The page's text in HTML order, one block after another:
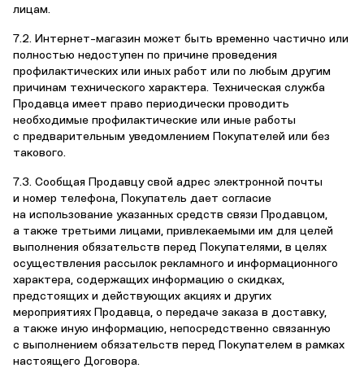
лицам.
7.2. Интернет-магазин может быть временно частично или
полностью недоступен по причине проведения
профилактических или иных работ или по любым другим
причинам технического характера. Техническая служба
Продавца имеет право периодически проводить
необходимые профилактические или иные работы
с предварительным уведомлением Покупателей или без
такового.
7.3. Сообщая Продавцу свой адрес электронной почты
и номер телефона, Покупатель дает согласие
на использование указанных средств связи Продавцом,
а также третьими лицами, привлекаемыми им для целей
выполнения обязательств перед Покупателями, в целях
осуществления рассылок рекламного и информационного
характера, содержащих информацию о скидках,
предстоящих и действующих акциях и других
мероприятиях Продавца, о передаче заказа в доставку,
а также иную информацию, непосредственно связанную
с выполнением обязательств перед Покупателем в рамках
настоящего Договора.